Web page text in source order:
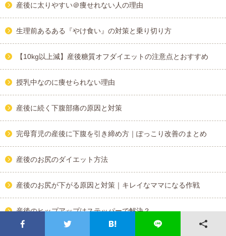
産後に太りやすい＠痩せれない人の理由
生理前あるある『やけ食い』の対策と乗り切り方
【10kg以上減】産後糖質オフダイエットの注意点とおすすめ
授乳中なのに痩せられない理由
産後に続く下腹部痛の原因と対策
完母育児の産後に下腹を引き締め方｜ぽっこり改善のまとめ
産後のお尻のダイエット方法
産後のお尻が下がる原因と対策｜キレイなママになる作戦
産後のヒップアップはステッパーで解決？